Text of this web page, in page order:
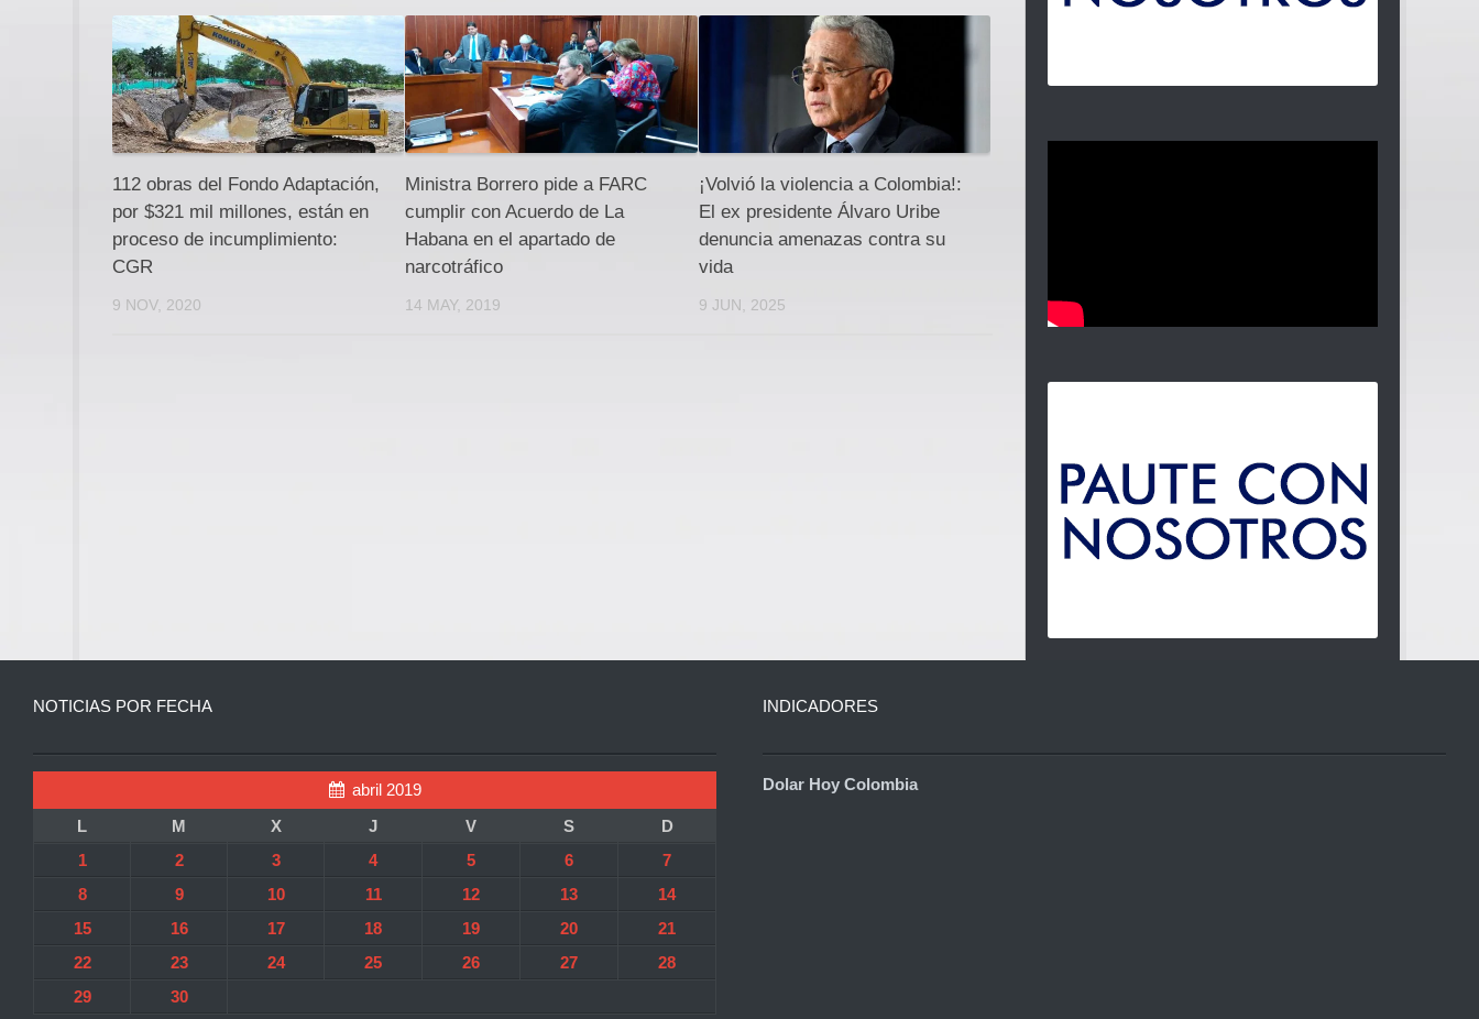
112 obras del Fondo Adaptación,
por $321 mil millones, están en
proceso de incumplimiento:
CGR
9 NOV, 2020
Ministra Borrero pide a FARC
cumplir con Acuerdo de La
Habana en el apartado de
narcotráfico
14 MAY, 2019
¡Volvió la violencia a Colombia!:
El ex presidente Álvaro Uribe
denuncia amenazas contra su
vida
9 JUN, 2025
NOTICIAS POR FECHA
abril 2019
L
M X J V S
D
1
2 3 4 5 6
7
8
9 10 11 12 13
14
15
16 17 18 19 20
21
22
23 24 25 26 27
28
29
30
INDICADORES
Dolar Hoy Colombia